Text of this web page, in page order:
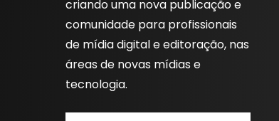
criando uma nova publicação e
comunidade para profissionais
de mídia digital e editoração, nas
áreas de novas mídias e
tecnologia.